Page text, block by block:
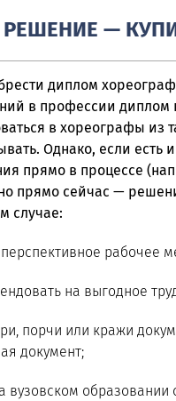
—
диплом
в профессии диплом
в хореографы из
Однако, если
прямо в процессе
прямо сейчас —
случае:
рабочее
на выгодное
порчи или кражи
документ;
вузовском образовании